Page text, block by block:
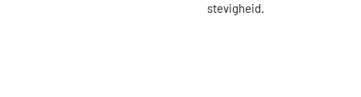
stevigheid.